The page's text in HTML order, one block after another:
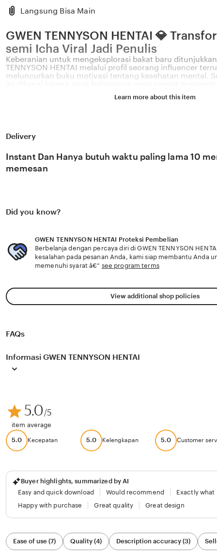
Langsung Bisa Main
GWEN TENNYSON HENTAI 💎
semi Icha Viral Jadi Penulis
Keberanian untuk mengeksplorasi bakat baru
TENNYSON HENTAI melalui profil seorang influencer
meluncurkan buku motivasi tentang kesehatan mental.
Melalui sistem 💎 yang kami kembangkan, platform
adalah pondasi penting bagi kemajuan industri kreatif
berkembang pesat di pasar global. Dengan dukungan
sosok viral favorit Anda secara eksklusif.
Learn more about this item
Delivery
Instant Dan Hanya butuh waktu paling lama 10
memesan
Did you know?
GWEN TENNYSON HENTAI Proteksi Pembelian
Berbelanja dengan percaya diri di GWEN TENNYSON
kesalahan pada pesanan Anda, kami siap membantu Anda
memenuhi syarat â€” see program terms
View additional shop policies
FAQs
Informasi GWEN TENNYSON HENTAI
5.0/5
item average
5.0 Kecepatan 5.0 Kelengkapan 5.0 Customer
Buyer highlights, summarized by AI
Easy and quick download
Would recommend
Exactly what
Happy with purchase
Great quality Great design
Filter
byEase of use (7) Quality (4) Description accuracy (3)